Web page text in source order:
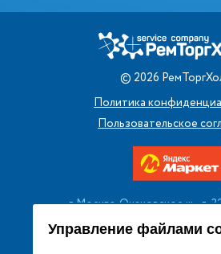
Управление файлами
© 2026
Политика
Пользовательское
г. Москва, Очаковское ш., д.
+7 (495) 256